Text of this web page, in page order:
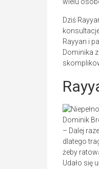
wielu
Dziś
Rayyan i
Dominika
Dominik
– Dalej
dlatego
żeby
Udało się